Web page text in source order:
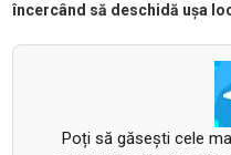
încercând să deschidă ușa
Poți să găsești cele